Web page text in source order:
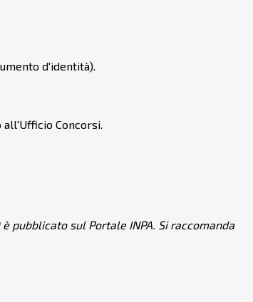
d'identità).
Concorsi.
pubblicato sul Portale INPA. Si raccomanda